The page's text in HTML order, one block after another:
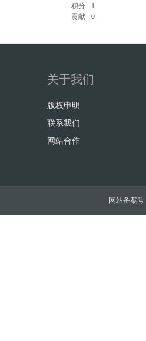
积分
1
贡献 0
关于我们
版权申明
联系我们
网站合作
网站备案号